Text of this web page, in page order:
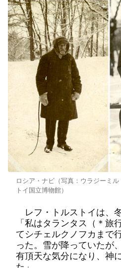
ロシア・ナビ（写真：ウラジーミ
トイ国立博物館）
レフ・トルストイは、
「私はタランタス（＊旅
てシチェルクノフカまで
った。雪が降っていたが
有頂天な気分になり、神